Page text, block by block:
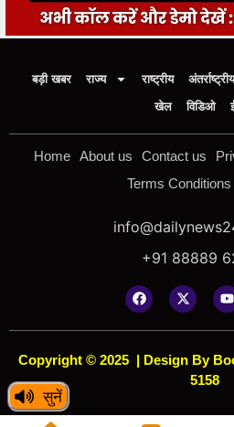
सुनें
बड़ी खबर राज्य राष्ट्रीय अंतर्राष्ट्रीय
खेल
विडिओ
Home About us Contact us
Terms Conditions
+91 88889
Copyright © 2025 | Design By
5158